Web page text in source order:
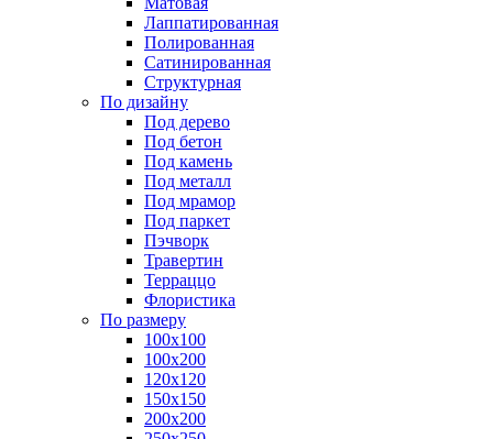
Лаппатированная
Полированная
Сатинированная
Структурная
По дизайну
Под дерево
Под бетон
Под камень
Под металл
Под мрамор
Под паркет
Пэчворк
Травертин
Терраццо
Флористика
По размеру
100х100
100х200
120х120
150х150
200х200